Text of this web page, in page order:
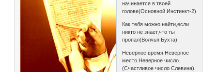
начинается в твоей
голове(Основной Инстинкт-2)
Как тебя можно найти,если
никто не знает,что ты
пропал(Волчья Бухта)
Неверное время.Неверное
место.Неверное число.
(Счастливое число Слевина)